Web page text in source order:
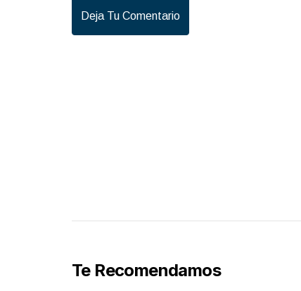
Deja Tu Comentario
Te Recomendamos